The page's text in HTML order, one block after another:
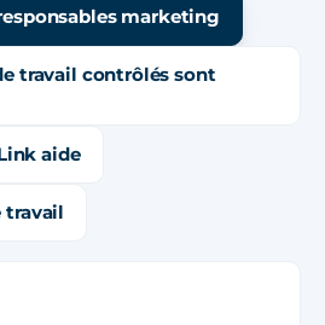
marketing
travail contrôlés sont
aide
travail